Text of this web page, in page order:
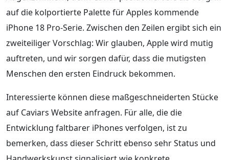
auf die kolportierte Palette für Apples kommende
iPhone 18 Pro-Serie. Zwischen den Zeilen ergibt sich ein
zweiteiliger Vorschlag: Wir glauben, Apple wird mutig
auftreten, und wir sorgen dafür, dass die mutigsten
Menschen den ersten Eindruck bekommen.
Interessierte können diese maßgeschneiderten Stücke
auf Caviars Website anfragen. Für alle, die die
Entwicklung faltbarer iPhones verfolgen, ist zu
bemerken, dass dieser Schritt ebenso sehr Status und